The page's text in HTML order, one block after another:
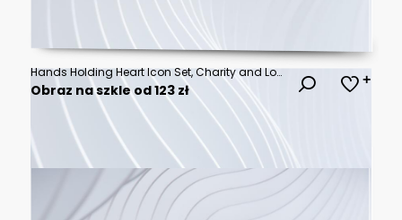
Hands Holding Heart Icon Set, Charity and Love Symbol in Different Styles
Obraz na szkle od 123 zł